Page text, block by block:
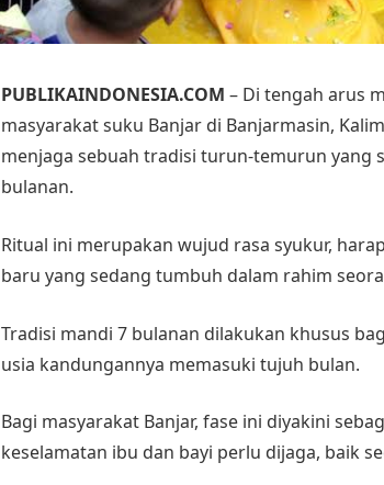
PUBLIKAINDONESIA.COM – Di tengah arus
masyarakat suku Banjar di Banjarmasin,
menjaga sebuah tradisi turun-temurun yang
bulanan.
Ritual ini merupakan wujud rasa syukur,
baru yang sedang tumbuh dalam rahim
Tradisi mandi 7 bulanan dilakukan khusus
usia kandungannya memasuki tujuh bulan.
Bagi masyarakat Banjar, fase ini diyakini
keselamatan ibu dan bayi perlu dijaga, baik